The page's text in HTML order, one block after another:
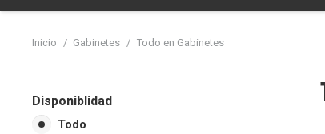
Inicio / Gabinetes / Todo en Gabinetes
Disponiblidad
Todo